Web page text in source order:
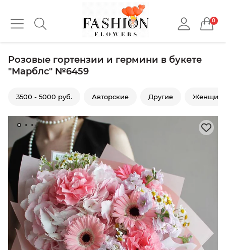
0
Розовые гортензии и гермини в букете
"Марблс" №6459
3500 - 5000 руб. Авторские Другие